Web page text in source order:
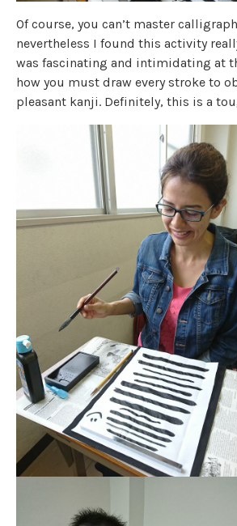
Of course, you can’t master
nevertheless I found this activity
was fascinating and intimidating at
how you must draw every stroke to
pleasant kanji. Definitely, this is a